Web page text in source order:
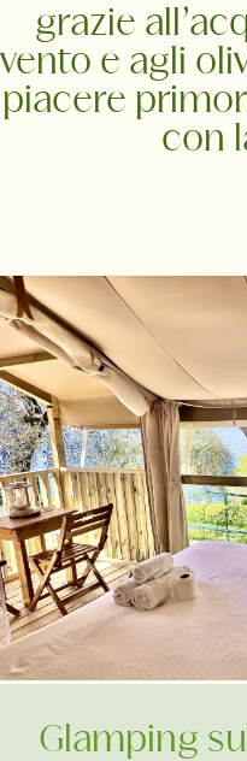
grazie
vento e agli
piacere
con
Glamping